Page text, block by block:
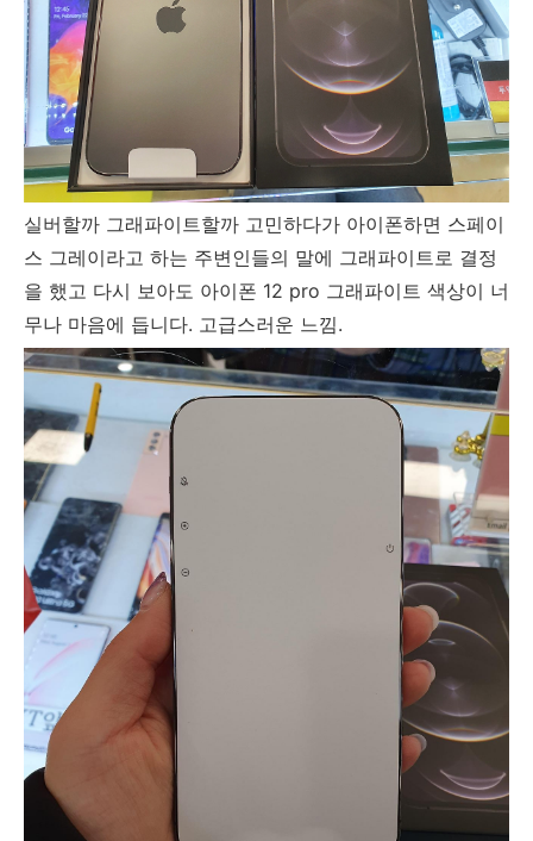
실버할까 그래파이트할까 고민하다가 아이폰하면 스페이
스 그레이라고 하는 주변인들의 말에 그래파이트로 결정
을 했고 다시 보아도 아이폰 12 pro 그래파이트 색상이 너
무나 마음에 듭니다. 고급스러운 느낌.